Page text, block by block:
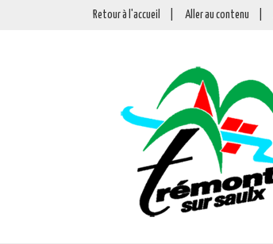
Retour à l'accueil Aller au contenu